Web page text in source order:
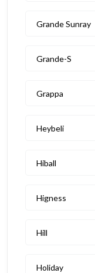
Grande Sunray
Grande-S
Grappa
Heybeli
Hiball
Higness
Hill
Holiday